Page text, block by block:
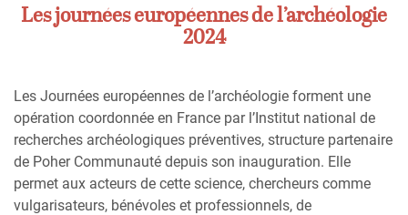
Les journées européennes de l’archéologie
2024
Les Journées européennes de l’archéologie forment une
opération coordonnée en France par l’Institut national de
recherches archéologiques préventives, structure partenaire
de Poher Communauté depuis son inauguration. Elle
permet aux acteurs de cette science, chercheurs comme
vulgarisateurs, bénévoles et professionnels, de